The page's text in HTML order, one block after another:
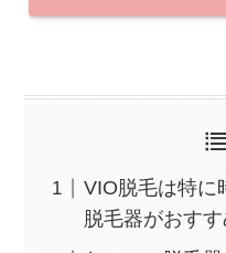
VIO脱毛は特に
脱毛器がおすす